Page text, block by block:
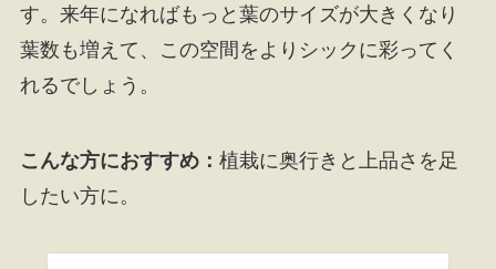
す。来年になればもっと葉のサイズが大きくなり
葉数も増えて、この空間をよりシックに彩ってく
れるでしょう。
こんな方におすすめ： 植栽に奥行きと上品さを足
したい方に。